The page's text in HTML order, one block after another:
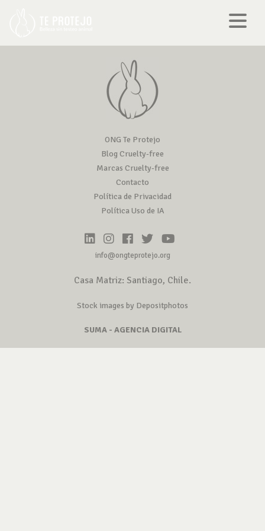
ONG Te Protejo
Blog Cruelty-free
Marcas Cruelty-free
Contacto
Política de Privacidad
Política Uso de IA
info@ongteprotejo.org
Casa Matriz: Santiago, Chile.
Stock images by Depositphotos
SUMA - AGENCIA DIGITAL